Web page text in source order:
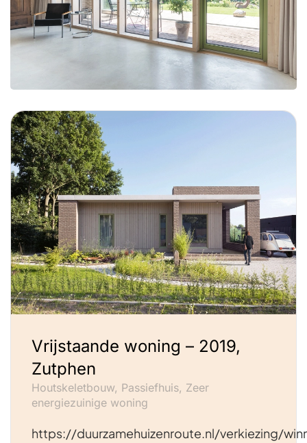
Vrijstaande woning – 2019,
Zutphen
Houtskeletbouw, Passiefhuis, Zeer
energiezuinige woning
https://duurzamehuizenroute.nl/verkiezing/